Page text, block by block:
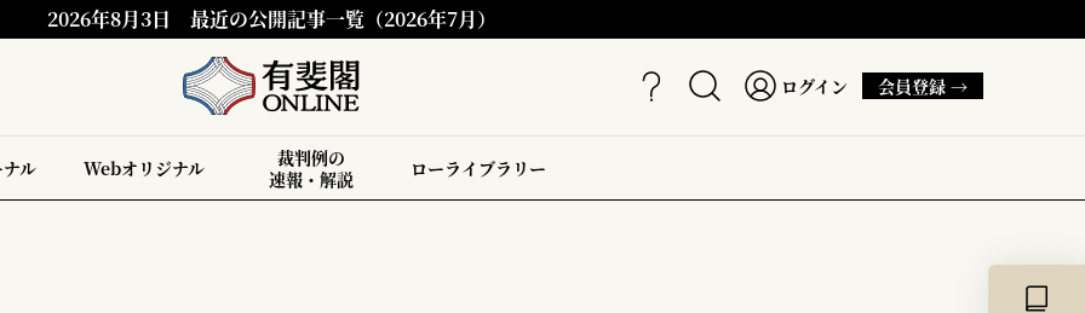
2026年8月3日 最近の公開記事一覧（2026年7月）
ログイン 会員登録 →
ル Webオリジナル
裁判例の
速報・解説
ローライブラリー